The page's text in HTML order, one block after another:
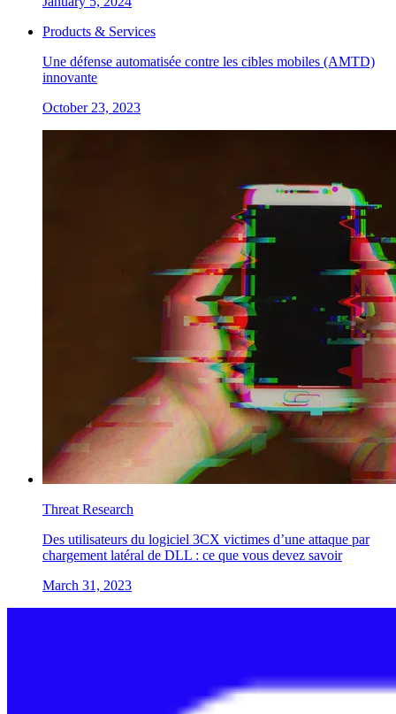
Products & Services
Une défense automatisée contre les cibles mobiles (AMTD)
innovante
October 23, 2023
Threat Research
Des utilisateurs du logiciel 3CX victimes d’une attaque par
chargement latéral de DLL : ce que vous devez savoir
March 31, 2023